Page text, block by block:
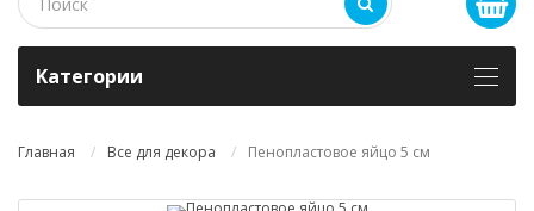
Kатегории
Главная Все для декора Пенопластовое яйцо 5 см